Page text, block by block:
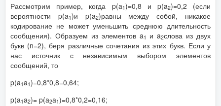
Рассмотрим пример, когда p(a1)=0,8 и p(a2)=0,2 (если
вероятности p(a1)и p(a2)равны между собой, никакое
кодирование не может уменьшить среднюю длительность
сообщения). Образуем из элементов a1 и a2слова из двух
букв (n=2), беря различные сочетания из этих букв. Если у
нас источник с независимым выбором элементов
сообщений, то
p(a1a1)=0,8*0,8=0,64;
p(a1a2)= p(a2a1)=0,8*0,2=0,16;